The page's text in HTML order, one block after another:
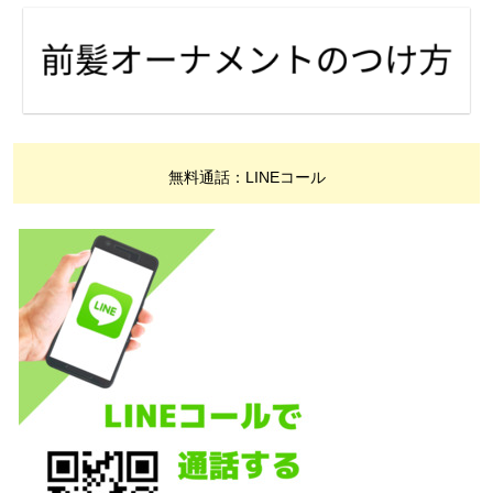
無料通話：LINEコール